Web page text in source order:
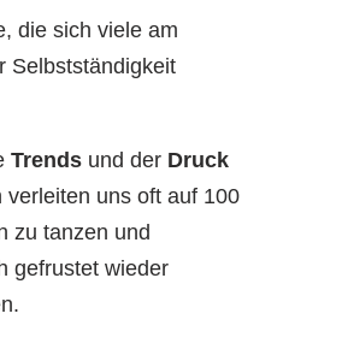
die sich viele am
Selbstständigkeit
Trendsund der Druck
verleiten uns oft auf 100
zu tanzen und
gefrustet wieder